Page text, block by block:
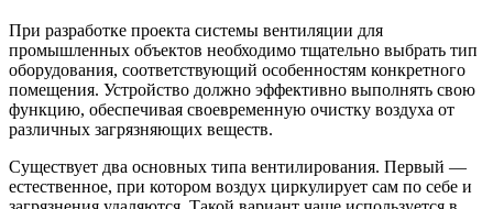
При разработке проекта системы вентиляции для
промышленных объектов необходимо тщательно выбрать тип
оборудования, соответствующий особенностям конкретного
помещения. Устройство должно эффективно выполнять свою
функцию, обеспечивая своевременную очистку воздуха от
различных загрязняющих веществ.
Существует два основных типа вентилирования. Первый —
естественное, при котором воздух циркулирует сам по себе и